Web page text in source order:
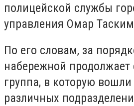
полицейской службы
управления Омар
По его словам, за
набережной продолжает
группа, в которую вошли
различных